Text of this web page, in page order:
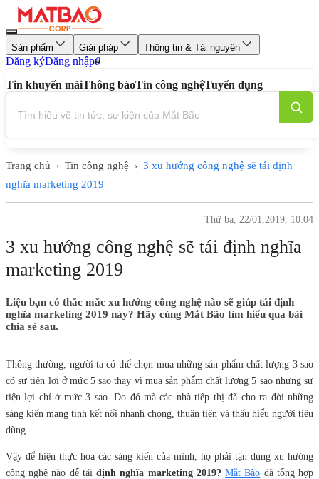
Sản phẩm Giải pháp Thông tin & Tài nguyên
Đăng kýĐăng nhập0
Tin khuyến mãiThông báoTin công nghệTuyển dụng
Trang chủ › Tin công nghệ › 3 xu hướng công nghệ sẽ tái định
nghĩa marketing 2019
Thứ ba, 22/01,2019, 10:04
3 xu hướng công nghệ sẽ tái định nghĩa
marketing 2019
Liệu bạn có thắc mắc xu hướng công nghệ nào sẽ giúp tái định
nghĩa marketing 2019 này? Hãy cùng Mắt Bão tìm hiểu qua bài
chia sẻ sau.
Thông thường, người ta có thể chọn mua những sản phẩm chất lượng 3 sao
có sự tiện lợi ở mức 5 sao thay vì mua sản phẩm chất lượng 5 sao nhưng sự
tiện lợi chỉ ở mức 3 sao. Do đó mà các nhà tiếp thị đã cho ra đời những
sáng kiến mang tính kết nối nhanh chóng, thuận tiện và thấu hiểu người tiêu
dùng.
Vậy để hiện thực hóa các sáng kiến của mình, họ phải tận dụng xu hướng
công nghệ nào để táiđịnh nghĩa marketing 2019?Mắt Bão đã tổng hợp